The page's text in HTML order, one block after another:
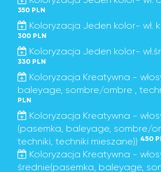
350 PLN
Koloryzacja Jeden kolor- wł.
300 PLN
Koloryzacja Jeden kolor-
330 PLN
Koloryzacja Kreatywna -
baleyage, sombre/ombre ,
PLN
Koloryzacja Kreatywna -
(pasemka, baleyage, sombre/
techniki, techniki mieszane)) 450
Koloryzacja Kreatywna -
średnie(pasemka, baleyage,